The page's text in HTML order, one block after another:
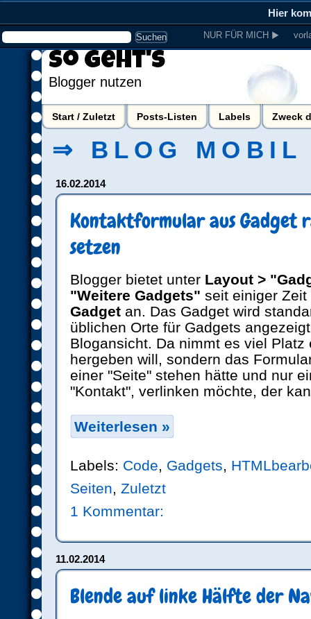
Hier
NUR FÜR MICH ▶
So geht's
Blogger nutzen
Start / Zuletzt Posts-Listen Labels Zweck
⇒ BLOG MOBIL
16.02.2014
Kontaktformular aus Gadget
setzen
Blogger bietet unter Layout >
"Weitere Gadgets" seit einiger
Gadget an. Das Gadget wird
üblichen Orte für Gadgets
Blogansicht. Da nimmt es viel
hergeben will, sondern das
einer "Seite" stehen hätte und nur
"Kontakt", verlinken möchte, der
Weiterlesen »
Labels: Code, Gadgets,
Seiten, Zuletzt
1 Kommentar:
11.02.2014
Blende auf linke Hälfte der